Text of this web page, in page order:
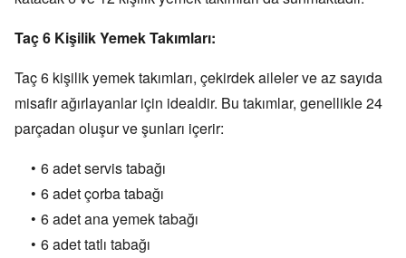
Taç 6 Kişilik Yemek Takımları:
Taç 6 kişilik yemek takımları, çekirdek aileler ve az sayıda
misafir ağırlayanlar için idealdir. Bu takımlar, genellikle 24
parçadan oluşur ve şunları içerir:
6 adet servis tabağı
6 adet çorba tabağı
6 adet ana yemek tabağı
6 adet tatlı tabağı